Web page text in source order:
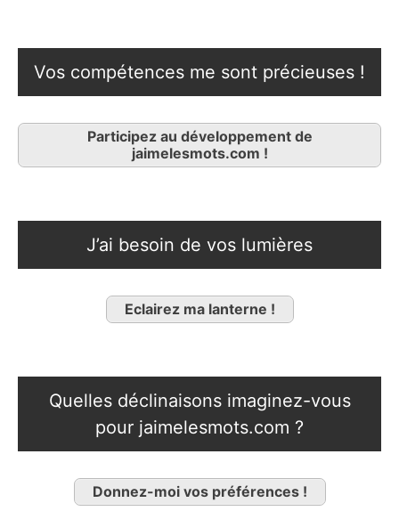
Vos compétences me sont précieuses !
Participez au développement de
jaimelesmots.com !
J’ai besoin de vos lumières
Eclairez ma lanterne !
Quelles déclinaisons imaginez-vous
pour jaimelesmots.com ?
Donnez-moi vos préférences !